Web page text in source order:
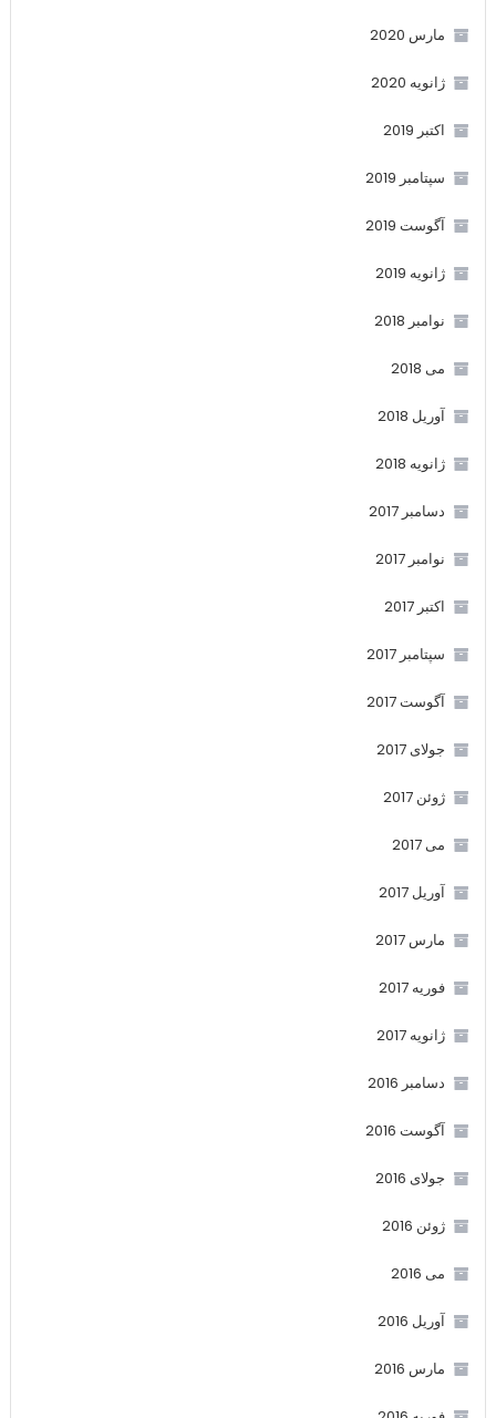
مارس 2020
ژانویه 2020
اکتبر 2019
سپتامبر 2019
آگوست 2019
ژانویه 2019
نوامبر 2018
می 2018
آوریل 2018
ژانویه 2018
دسامبر 2017
نوامبر 2017
اکتبر 2017
سپتامبر 2017
آگوست 2017
جولای 2017
ژوئن 2017
می 2017
آوریل 2017
مارس 2017
فوریه 2017
ژانویه 2017
دسامبر 2016
آگوست 2016
جولای 2016
ژوئن 2016
می 2016
آوریل 2016
مارس 2016